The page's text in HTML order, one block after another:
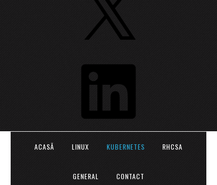
ACASĂ LINUX KUBERNETES RHCSA
GENERAL CONTACT